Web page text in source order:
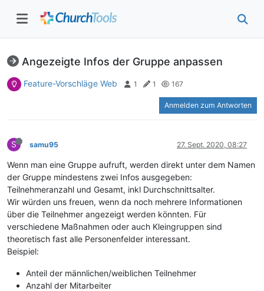
Angezeigte Infos der Gruppe anpassen
Feature-Vorschläge Web 1 1 167
Anmelden zum Antworten
S samu95 27. Sept. 2020, 08:27
Wenn man eine Gruppe aufruft, werden direkt unter dem Namen
der Gruppe mindestens zwei Infos ausgegeben:
Teilnehmeranzahl und Gesamt, inkl Durchschnittsalter.
Wir würden uns freuen, wenn da noch mehrere Informationen
über die Teilnehmer angezeigt werden könnten. Für
verschiedene Maßnahmen oder auch Kleingruppen sind
theoretisch fast alle Personenfelder interessant.
Beispiel:
Anteil der männlichen/weiblichen Teilnehmer
Anzahl der Mitarbeiter